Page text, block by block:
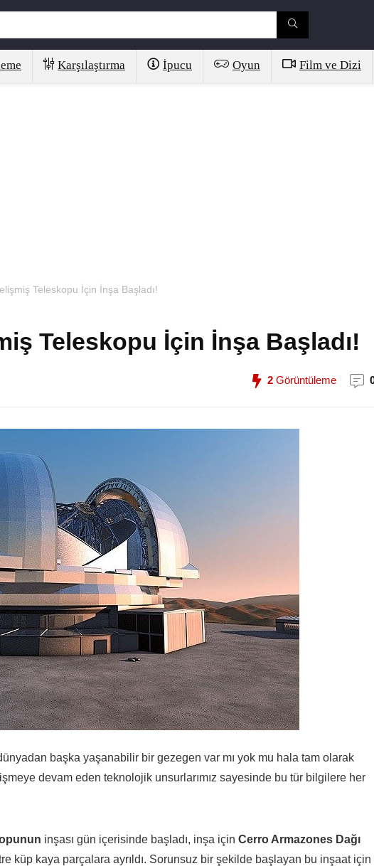
Karşılaştırma İpucu Oyun Film ve Dizi
Teleskopu İçin İnşa Başladı!
Teleskopu İçin İnşa Başladı!
2 Görüntüleme
başka yaşanabilir bir gezegen var mı yok mu hala tam olarak
devam eden teknolojik unsurlarımız sayesinde bu tür bilgilere her
inşası gün içerisinde başladı, inşa için Cerro Armazones Dağı
küp kaya parçalara ayrıldı. Sorunsuz bir şekilde başlayan bu inşaat için